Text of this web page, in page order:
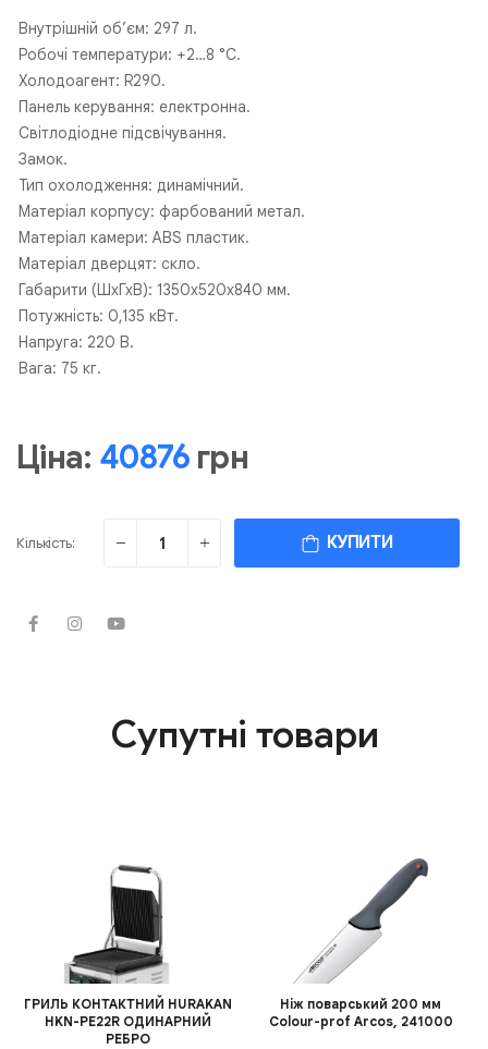
Внутрішній об’єм: 297 л.
Робочі температури: +2…8 °C.
Холодоагент: R290.
Панель керування: електронна.
Світлодіодне підсвічування.
Замок.
Тип охолодження: динамічний.
Матеріал корпусу: фарбований метал.
Матеріал камери: ABS пластик.
Матеріал дверцят: скло.
Габарити (ШхГхВ): 1350х520х840 мм.
Потужність: 0,135 кВт.
Напруга: 220 В.
Вага: 75 кг.
Ціна: 40876грн
Кількість: КУПИТИ
Супутні товари
ГРИЛЬ КОНТАКТНИЙ HURAKAN
HKN-PE22R ОДИНАРНИЙ
РЕБРО
Ніж поварський 200 мм
Сolour-prof Arcos, 241000